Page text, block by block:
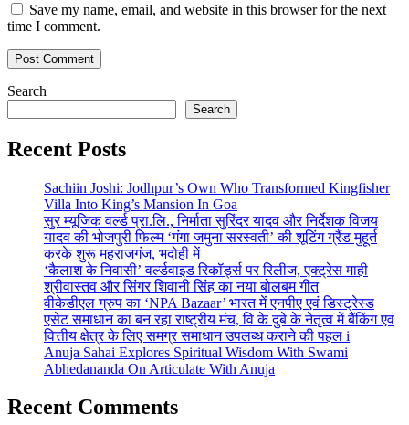
Save my name, email, and website in this browser for the next
time I comment.
Search
Search
Recent Posts
Sachiin Joshi: Jodhpur’s Own Who Transformed Kingfisher
Villa Into King’s Mansion In Goa
सुर म्यूजिक वर्ल्ड प्रा.लि., निर्माता सुरिंदर यादव और निर्देशक विजय
यादव की भोजपुरी फिल्म ‘गंगा जमुना सरस्वती’ की शूटिंग ग्रैंड मुहूर्त
करके शुरू महराजगंज, भदोही में
‘कैलाश के निवासी’ वर्ल्डवाइड रिकॉर्ड्स पर रिलीज, एक्ट्रेस माही
श्रीवास्तव और सिंगर शिवानी सिंह का नया बोलबम गीत
वीकेडीएल ग्रुप का ‘NPA Bazaar’ भारत में एनपीए एवं डिस्ट्रेस्ड
एसेट समाधान का बन रहा राष्ट्रीय मंच, वि के दुबे के नेतृत्व में बैंकिंग एवं
वित्तीय क्षेत्र के लिए समग्र समाधान उपलब्ध कराने की पहल i
Anuja Sahai Explores Spiritual Wisdom With Swami
Abhedananda On Articulate With Anuja
Recent Comments